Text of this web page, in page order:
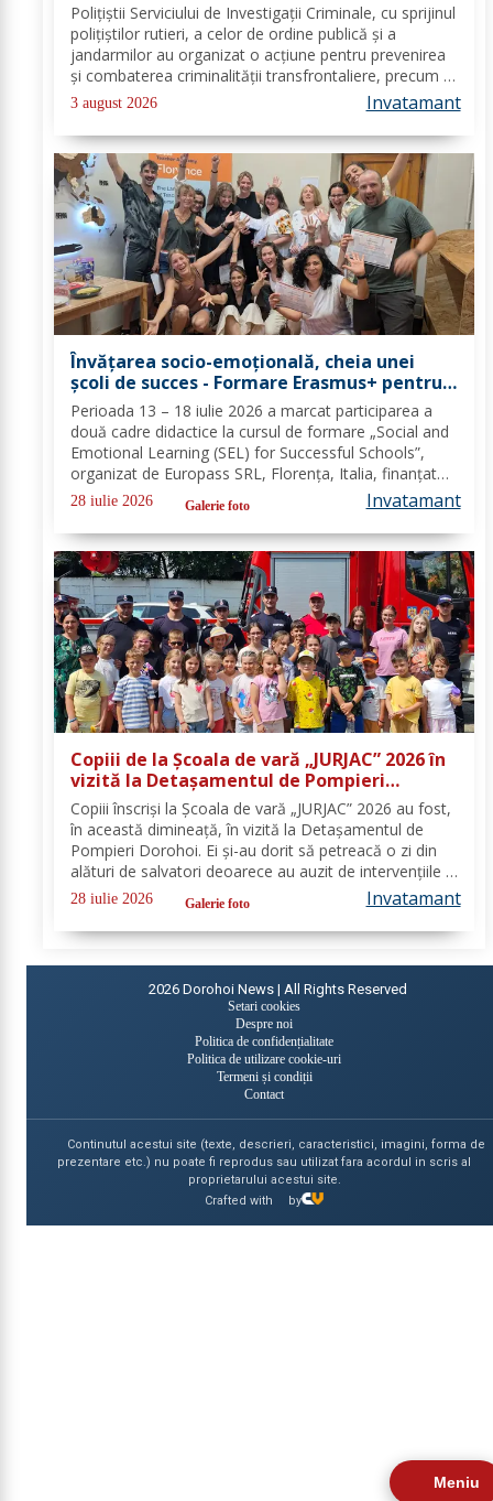
Meniu
Polițiștii Serviciului de Investigații Criminale, cu sprijinul
polițiștilor rutieri, a celor de ordine publică și a
jandarmilor au organizat o acțiune pentru prevenirea
și combaterea criminalității transfrontaliere, precum și
pentru combaterea traficului și furturilor de
autovehicule, pe raza...
3 august 2026 Invatamant
Învățarea socio-emoțională, cheia unei
școli de succes - Formare Erasmus+ pentru
două cadre didactice de la Școala
Gimnazială „Spiru Haret” Dorohoi - FOTO
Perioada 13 – 18 iulie 2026 a marcat participarea a
două cadre didactice la cursul de formare „Social and
Emotional Learning (SEL) for Successful Schools”,
organizat de Europass SRL, Florența, Italia, finanțat
prin programul de Acreditare Erasmus +, domeniul
educație școlară număr de referință...
28 iulie 2026 Galerie foto Invatamant
Copiii de la Școala de vară „JURJAC” 2026 în
vizită la Detașamentul de Pompieri
Dorohoi - FOTO
Copiii înscriși la Școala de vară „JURJAC” 2026 au fost,
în această dimineață, în vizită la Detașamentul de
Pompieri Dorohoi. Ei și-au dorit să petreacă o zi din
alături de salvatori deoarece au auzit de intervențiile la
care au participat și de oamenii pe care i-au ajutat de-
a lungul timpului. „Ne...
28 iulie 2026 Galerie foto Invatamant
2026 Dorohoi News | All Rights Reserved
Setari cookies
Despre noi
Politica de confidențialitate
Politica de utilizare cookie-uri
Termeni și condiții
Contact
Continutul acestui site (texte, descrieri, caracteristici, imagini, forma de
prezentare etc.) nu poate fi reprodus sau utilizat fara acordul in scris al
proprietarului acestui site.
Crafted with
by